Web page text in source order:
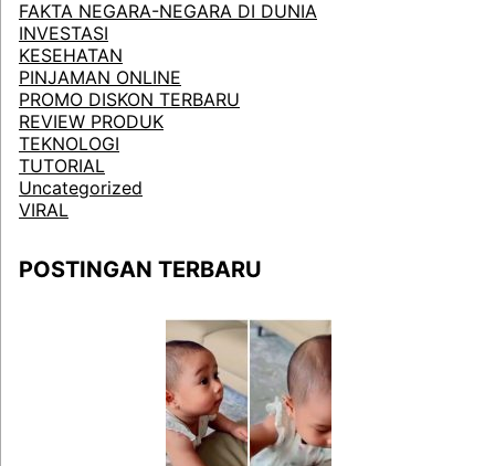
FAKTA NEGARA-NEGARA DI DUNIA
INVESTASI
KESEHATAN
PINJAMAN ONLINE
PROMO DISKON TERBARU
REVIEW PRODUK
TEKNOLOGI
TUTORIAL
Uncategorized
VIRAL
POSTINGAN TERBARU